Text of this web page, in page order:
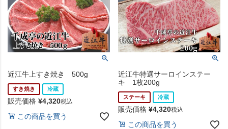
近江牛上すき焼き 500g
すき焼き 冷蔵
販売価格 ¥4,320税込
この商品を買う
近江牛特選サーロインステー
キ 1枚200g
ステーキ 冷蔵
販売価格 ¥4,320税込
この商品を買う